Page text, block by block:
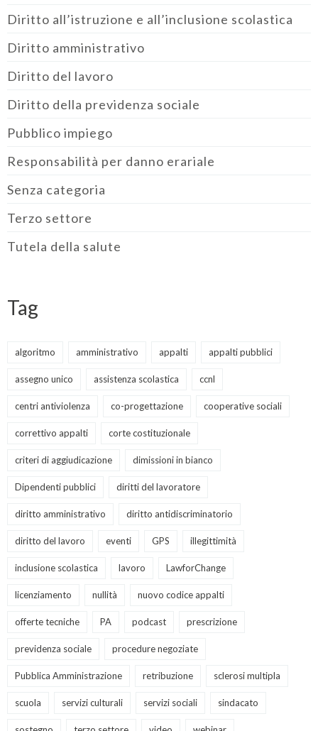
Diritto all’istruzione e all’inclusione scolastica
Diritto amministrativo
Diritto del lavoro
Diritto della previdenza sociale
Pubblico impiego
Responsabilità per danno erariale
Senza categoria
Terzo settore
Tutela della salute
Tag
algoritmo amministrativo appalti appalti pubblici
assegno unico assistenza scolastica ccnl
centri antiviolenza co-progettazione cooperative sociali
correttivo appalti corte costituzionale
criteri di aggiudicazione dimissioni in bianco
Dipendenti pubblici diritti del lavoratore
diritto amministrativo diritto antidiscriminatorio
diritto del lavoro eventi GPS illegittimità
inclusione scolastica lavoro LawforChange
licenziamento nullità nuovo codice appalti
offerte tecniche PA podcast prescrizione
previdenza sociale procedure negoziate
Pubblica Amministrazione retribuzione sclerosi multipla
scuola servizi culturali servizi sociali sindacato